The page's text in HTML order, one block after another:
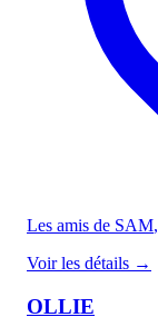
Les amis de SAM
Voir les détails →
OLLIE